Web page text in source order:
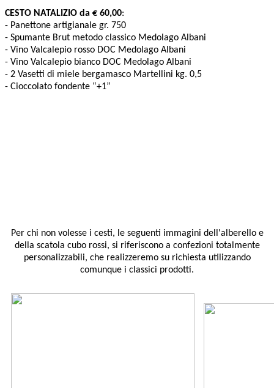
CESTO NATALIZIO da € 60,00:
- Panettone artigianale gr. 750
- Spumante Brut metodo classico Medolago Albani
- Vino Valcalepio rosso DOC Medolago Albani
- Vino Valcalepio bianco DOC Medolago Albani
- 2 Vasetti di miele bergamasco Martellini kg. 0,5
- Cioccolato fondente “+1”
Per chi non volesse i cesti, le seguenti immagini dell'alberello e
della scatola cubo rossi, si riferiscono a confezioni totalmente
personalizzabili, che realizzeremo su richiesta utilizzando
comunque i classici prodotti.